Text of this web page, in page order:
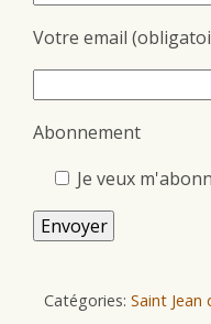
Votre email
Abonnement
Je veux
Catégories: Saint Jean